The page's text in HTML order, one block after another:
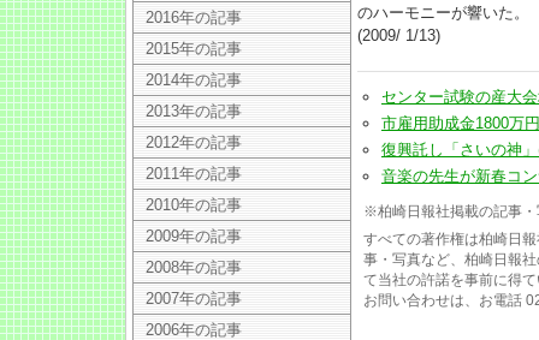
のハーモニーが響いた。
(2009/ 1/13)
センター試験の産大
市雇用助成金1800万
復興託し「さいの神
音楽の先生が新春コ
※柏崎日報社掲載の記事
すべての著作権は柏崎日
事・写真など、柏崎日報
て当社の許諾を事前に得
お問い合わせは、お電話
2016年の記事
2015年の記事
2014年の記事
2013年の記事
2012年の記事
2011年の記事
2010年の記事
2009年の記事
2008年の記事
2007年の記事
2006年の記事